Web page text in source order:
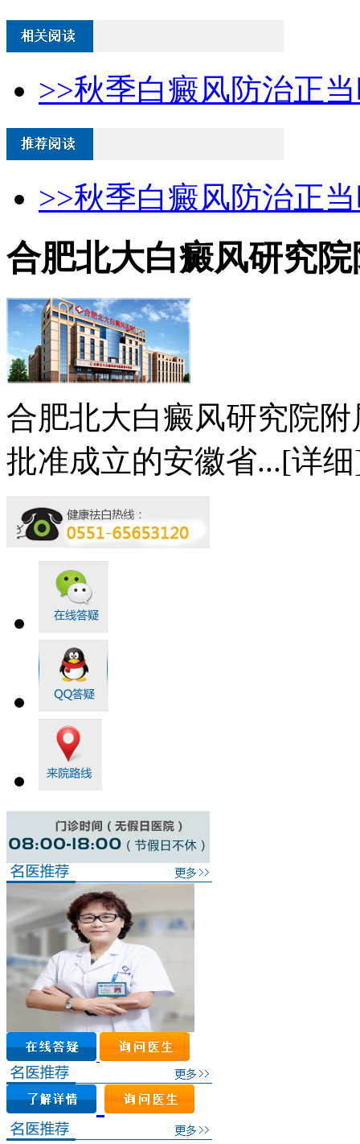
>>秋季白癜风防治正
>>秋季白癜风防治正
合肥北大白癜风研究
合肥北大白癜风研究院
批准成立的安徽省...[详